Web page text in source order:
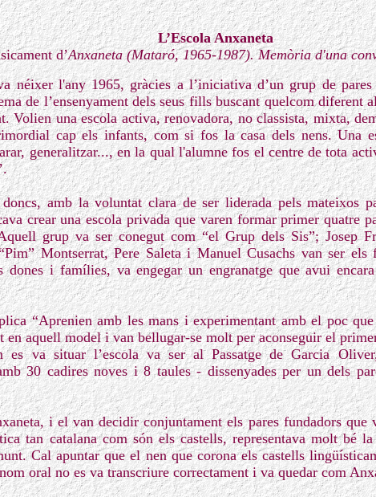
L’Escola Anxaneta
d’Anxaneta (Mataró, 1965-1987). Memòria d'una
néixer l'any 1965, gràcies a l’iniciativa d’un grup de pares
de l’ensenyament dels seus fills buscant quelcom diferent
Volien una escola activa, renovadora, no classista, mixta,
cap els infants, com si fos la casa dels nens. Una
generalitzar..., en la qual l'alumne fos el centre de tota
doncs, amb la voluntat clara de ser liderada pels mateixos
crear una escola privada que varen formar primer quatre
grup va ser conegut com “el Grup dels Sis”; Josep
Montserrat, Pere Saleta i Manuel Cusachs van ser els
dones i famílies, va engegar un engranatge que avui
“Aprenien amb les mans i experimentant amb el poc
en aquell model i van bellugar-se molt per aconseguir el
va situar l’escola va ser al Passatge de Garcia
30 cadires noves i 8 taules - dissenyades per un dels
i el van decidir conjuntament els pares fundadors
tan catalana com són els castells, representava molt bé
Cal apuntar que el nen que corona els castells
oral no es va transcriure correctament i va quedar com